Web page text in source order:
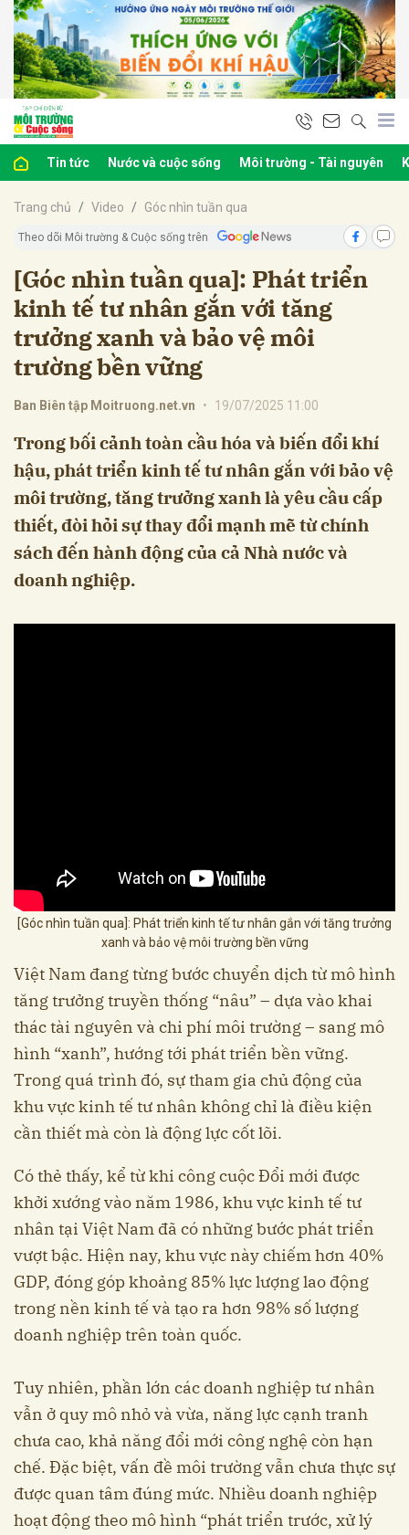
Tin tức Nước và cuộc sống Môi trường - Tài nguyên
Trang chủ Video Góc nhìn tuần qua
Theo dõi Môi trường & Cuộc sống trên
[Góc nhìn tuần qua]: Phát triển
kinh tế tư nhân gắn với tăng
trưởng xanh và bảo vệ môi
trường bền vững
Ban Biên tập Moitruong.net.vn • 19/07/2025 11:00
Trong bối cảnh toàn cầu hóa và biến đổi khí
hậu, phát triển kinh tế tư nhân gắn với bảo vệ
môi trường, tăng trưởng xanh là yêu cầu cấp
thiết, đòi hỏi sự thay đổi mạnh mẽ từ chính
sách đến hành động của cả Nhà nước và
doanh nghiệp.
[Góc nhìn tuần qua]: Phát triển kinh tế tư nhân gắn với tăng trưởng
xanh và bảo vệ môi trường bền vững
Việt Nam đang từng bước chuyển dịch từ mô hình
tăng trưởng truyền thống “nâu” – dựa vào khai
thác tài nguyên và chi phí môi trường – sang mô
hình “xanh”, hướng tới phát triển bền vững.
Trong quá trình đó, sự tham gia chủ động của
khu vực kinh tế tư nhân không chỉ là điều kiện
cần thiết mà còn là động lực cốt lõi.
Có thẻ thấy, kể từ khi công cuộc Đổi mới được
khởi xướng vào năm 1986, khu vực kinh tế tư
nhân tại Việt Nam đã có những bước phát triển
vượt bậc. Hiện nay, khu vực này chiếm hơn 40%
GDP, đóng góp khoảng 85% lực lượng lao động
trong nền kinh tế và tạo ra hơn 98% số lượng
doanh nghiệp trên toàn quốc.
Tuy nhiên, phần lớn các doanh nghiệp tư nhân
vẫn ở quy mô nhỏ và vừa, năng lực cạnh tranh
chưa cao, khả năng đổi mới công nghệ còn hạn
chế. Đặc biệt, vấn đề môi trường vẫn chưa thực sự
được quan tâm đúng mức. Nhiều doanh nghiệp
hoạt động theo mô hình “phát triển trước, xử lý
luận
Hủy